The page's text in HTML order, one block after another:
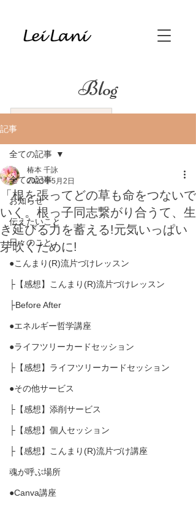
Blog
記事
全ての記事
お知らせ
伝えたいこと
日々のこと
●こんまり(R)流片づけレッスン
├【感想】こんまり(R)流片づけレッスン
├Before After
●エネルギー哲学講座
●ライフツリーカードセッション
├【感想】ライフツリーカードセッション
●その他サービス
├【感想】添削サービス
├【感想】個人セッション
├【感想】こんまり(R)流片づけ講座
魂が呼ぶ場所
●Canva講座
全ての記事
「根を張ってどの草も命をつないで
いく。根っ子同志繋がり合うて、生
き延びる力を蓄える!元気いっぱい
芽吹くために!
椿本 千詠
2023年5月2日